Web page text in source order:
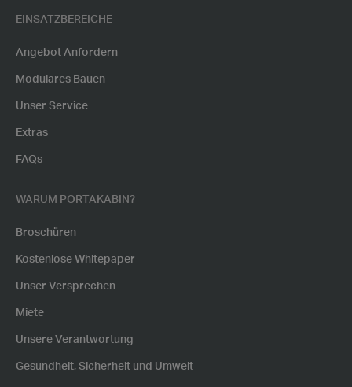
EINSATZBEREICHE
Angebot Anfordern
Modulares Bauen
Unser Service
Extras
FAQs
WARUM PORTAKABIN?
Broschüren
Kostenlose Whitepaper
Unser Versprechen
Miete
Unsere Verantwortung
Gesundheit, Sicherheit und Umwelt